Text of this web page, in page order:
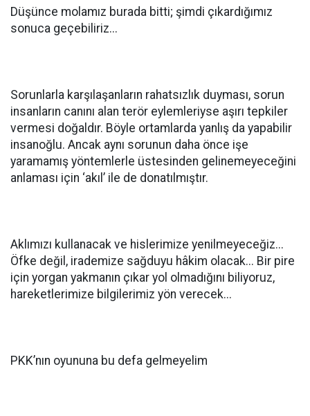
Düşünce molamız burada bitti; şimdi çıkardığımız
sonuca geçebiliriz...
Sorunlarla karşılaşanların rahatsızlık duyması, sorun
insanların canını alan terör eylemleriyse aşırı tepkiler
vermesi doğaldır. Böyle ortamlarda yanlış da yapabilir
insanoğlu. Ancak aynı sorunun daha önce işe
yaramamış yöntemlerle üstesinden gelinemeyeceğini
anlaması için ‘akıl’ ile de donatılmıştır.
Aklımızı kullanacak ve hislerimize yenilmeyeceğiz...
Öfke değil, irademize sağduyu hâkim olacak... Bir pire
için yorgan yakmanın çıkar yol olmadığını biliyoruz,
hareketlerimize bilgilerimiz yön verecek...
PKK’nın oyununa bu defa gelmeyelim